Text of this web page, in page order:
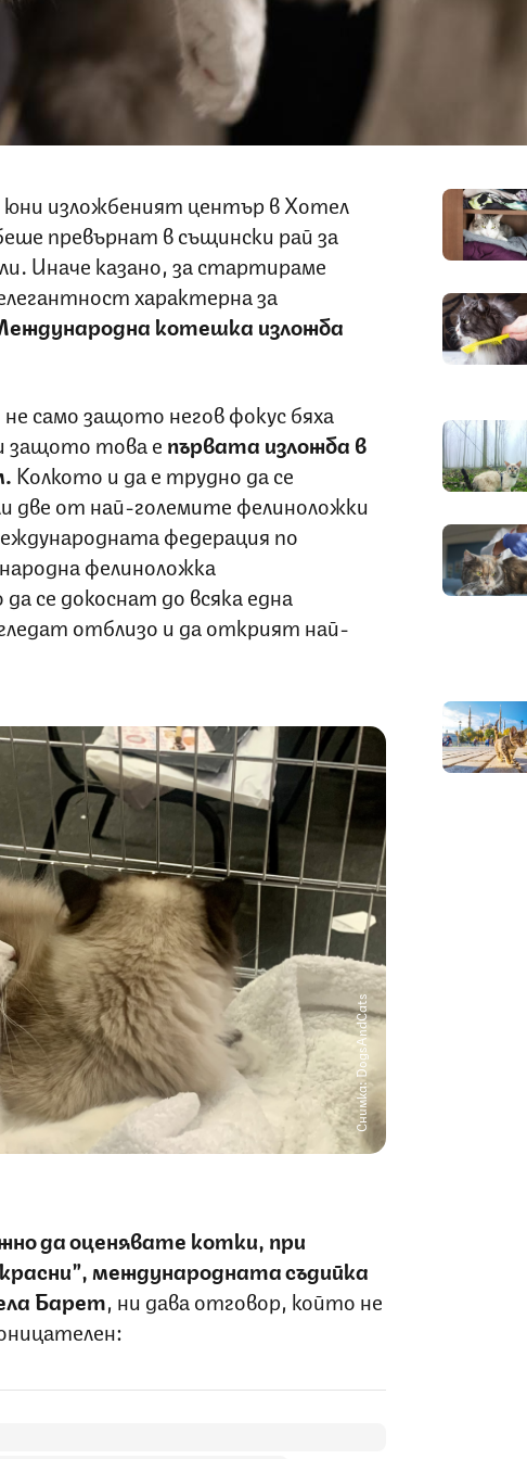
юни изложбеният център в Хотел
превърнат в същински рай за
Иначе казано, за стартираме
характерна за
котешка изложба
само защото негов фокус бяха
защото това е първата изложба в
Колкото и да е трудно да се
две от най-големите фелиноложки
федерация по
фелиноложка
се докоснат до всяка една
отблизо и да открият най-
Снимка: DogsAndCats
да оценявате котки, при
международната съдийка
Барет, ни дава отговор, който не